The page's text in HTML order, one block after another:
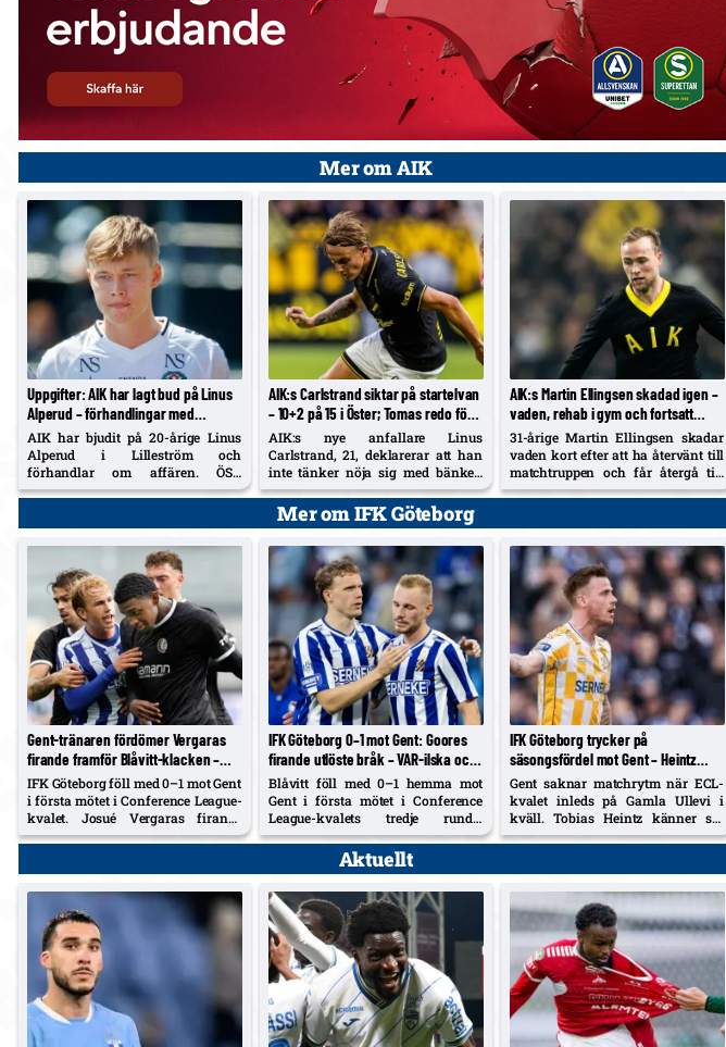
Mer om AIK
Uppgifter: AIK har lagt bud på Linus
Alperud – förhandlingar med
Lilleström; ÖSK har 20 %
vidareförsäljning
AIK har bjudit på 20-årige Linus
Alperud i Lilleström och
förhandlar om affären. ÖSK
säkrade 20 % vidareförsäljning vid
AIK:s Carlstrand siktar på startelvan
– 10+2 på 15 i Öster; Tomas redo för
lördag
AIK:s nye anfallare Linus
Carlstrand, 21, deklarerar att han
inte tänker nöja sig med bänken
efter debuten mot Örgryte.
Samtidigt säger 29-årige
mittbacken Diogo Tomas att han är
AIK:s Martin Ellingsen skadad igen –
vaden, rehab i gym och fortsatt
väntan på allsvensk debut
31-årige Martin Ellingsen skadar
vaden kort efter att ha återvänt till
matchtruppen och får återgå till
gym-rehab. Han har ännu inte
också utreds...
Mer om IFK Göteborg
Gent-tränaren fördömer Vergaras
firande framför Blåvitt-klacken –
Tolf varnades i tumultet
IFK Göteborg föll med 0–1 mot Gent
i första mötet i Conference League-
kvalet. Josué Vergaras firande
framför Blåvitt-klacken utlöste
Erlingmark sågar domarinsatsen.
IFK Göteborg 0–1 mot Gent: Goores
firande utlöste bråk – VAR-ilska och
heta scener inför returen
Blåvitt föll med 0–1 hemma mot
Gent i första mötet i Conference
League-kvalets tredje runda.
Hyllarion Goores segermål och
firande framför hemmaklacken
triggade tumult, med varningar
rasade IFK-spelare mot en tidig
avblåsning trots VAR –...
IFK Göteborg trycker på
säsongsfördel mot Gent – Heintz
frisk och startaktuell inför ECL-
kvalet
Gent saknar matchrytm när ECL-
kvalet inleds på Gamla Ullevi i
kväll. Tobias Heintz känner sig
fräsch efter ljumskbekymmer och
Aktuellt